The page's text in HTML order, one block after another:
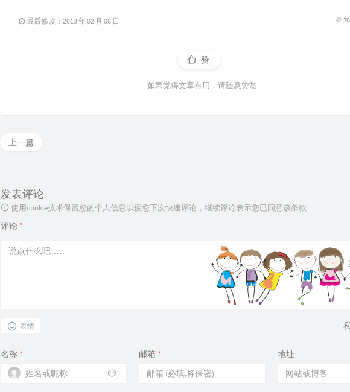
最后修改：2013 年 02 月 08 日 ©
赞
如果觉得文章有用，请随意赞赏
上一篇
发表评论
使用cookie技术保留您的个人信息以便您下次快速评论，继续评论表示您已同意该条款
评论 *
表情
名称 *
🎲
邮箱 * 地址